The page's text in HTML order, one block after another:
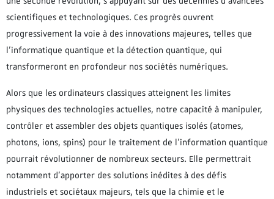
scientifiques et technologiques. Ces progrès ouvrent
progressivement la voie à des innovations majeures, telles que
l’informatique quantique et la détection quantique, qui
transformeront en profondeur nos sociétés numériques.
Alors que les ordinateurs classiques atteignent les limites
physiques des technologies actuelles, notre capacité à manipuler,
contrôler et assembler des objets quantiques isolés (atomes,
photons, ions, spins) pour le traitement de l’information quantique
pourrait révolutionner de nombreux secteurs. Elle permettrait
notamment d’apporter des solutions inédites à des défis
industriels et sociétaux majeurs, tels que la chimie et le